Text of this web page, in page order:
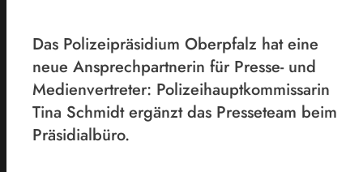
Das Polizeipräsidium Oberpfalz hat eine
neue Ansprechpartnerin für Presse- und
Medienvertreter: Polizeihauptkommissarin
Tina Schmidt ergänzt das Presseteam beim
Präsidialbüro.